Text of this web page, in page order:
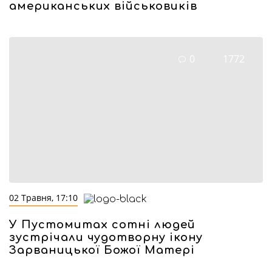
американських військовиків
0 1772
02 Травня, 17:10
У Пустомитах сотні людей
зустрічали чудотворну ікону
Зарваницької Божої Матері